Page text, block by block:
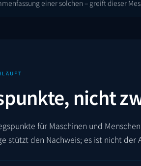
einer solchen – greift dieser
nicht
für Maschinen und
stützt den Nachweis; es ist nicht der